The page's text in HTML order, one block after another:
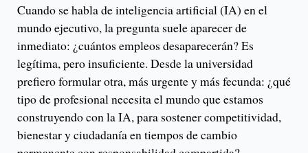
Cuando se habla de inteligencia artificial (IA) en el
mundo ejecutivo, la pregunta suele aparecer de
inmediato: ¿cuántos empleos desaparecerán? Es
legítima, pero insuficiente. Desde la universidad
prefiero formular otra, más urgente y más fecunda: ¿qué
tipo de profesional necesita el mundo que estamos
construyendo con la IA, para sostener competitividad,
bienestar y ciudadanía en tiempos de cambio